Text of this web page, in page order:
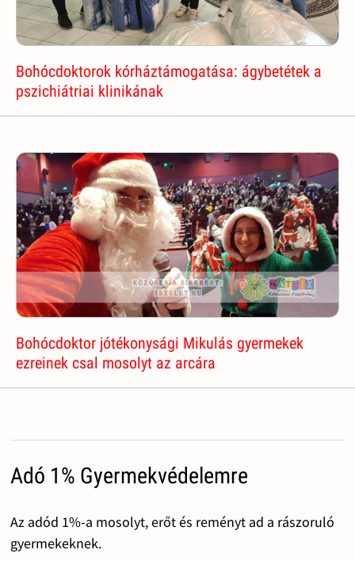
Bohócdoktorok kórháztámogatása: ágybetétek a
pszichiátriai klinikának
Bohócdoktor jótékonysági Mikulás gyermekek
ezreinek csal mosolyt az arcára
Adó 1% Gyermekvédelemre
Az adód 1%-a mosolyt, erőt és reményt ad a rászoruló
gyermekeknek.